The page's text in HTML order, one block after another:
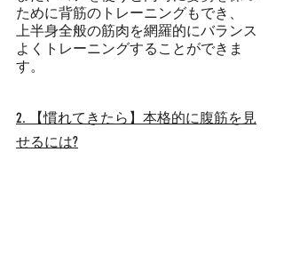
ために背筋のトレーニングもでき、
上半身全般の筋肉を網羅的にバランス
よくトレーニングすることができま
す。
2. 【慣れてきたら】本格的に腹筋を見
せるには?